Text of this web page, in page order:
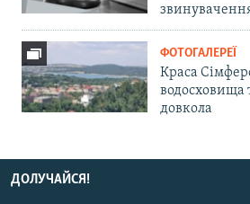
ФОТОГАЛЕРЕЇ
Краса
водосховища
довкола
ДОЛУЧАЙСЯ!